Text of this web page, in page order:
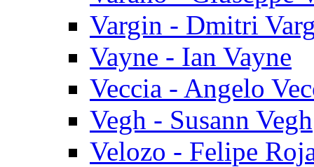
Vargin - Dmitri
Vayne - Ian Vayne
Veccia - Angelo
Vegh - Susann Vegh
Velozo - Felipe